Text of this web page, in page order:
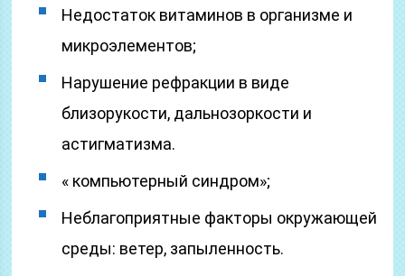
Недостаток витаминов в организме и
микроэлементов;
Нарушение рефракции в виде
близорукости, дальнозоркости и
астигматизма.
« компьютерный синдром»;
Неблагоприятные факторы окружающей
среды: ветер, запыленность.